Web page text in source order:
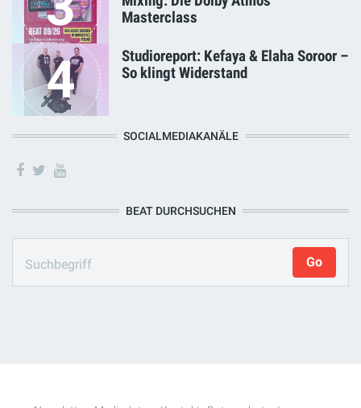
Masterclass
4
Studioreport: Kefaya & Elaha Soroor –
So klingt Widerstand
SOCIALMEDIAKANÄLE
BEAT DURCHSUCHEN